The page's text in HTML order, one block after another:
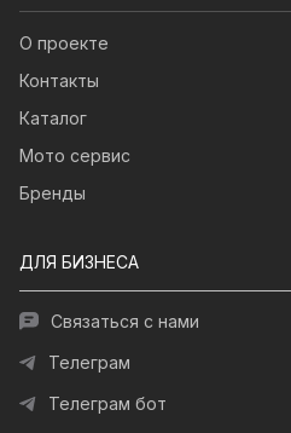
О проекте
Контакты
Каталог
Мото сервис
Бренды
ДЛЯ БИЗНЕСА
Связаться с нами
Телеграм
Телеграм бот